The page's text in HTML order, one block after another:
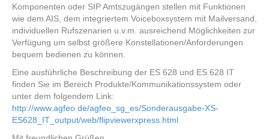
Komponenten oder SIP Amtszugängen stellen mit Funktionen
wie dem AIS, dem integriertem Voiceboxsystem mit Mailversand,
individuellen Rufszenarien u.v.m. ausreichend Möglichkeiten zur
Verfügung um selbst größere Konstellationen/Anforderungen
bequem bedienen zu können.
Eine ausführliche Beschreibung der ES 628 und ES 628 IT
finden Sie im Bereich Produkte/Kommunikationssystem oder
unter dem folgendem Link:
http://www.agfeo.de/agfeo_sg_es/Sonderausgabe-XS-
ES628_IT_output/web/flipviewerxpress.html